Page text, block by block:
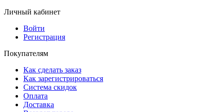
Личный кабинет
Войти
Регистрация
Покупателям
Как сделать заказ
Как зарегистрироваться
Система скидок
Оплата
Доставка